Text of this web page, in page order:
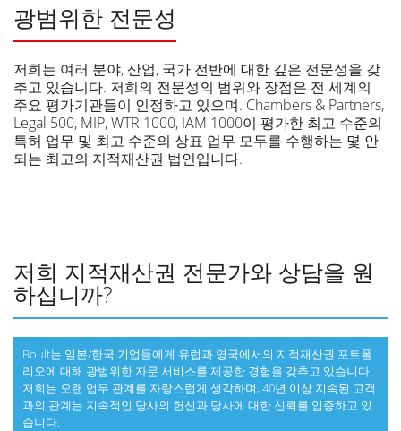
광범위한 전문성
저희는 여러 분야, 산업, 국가 전반에 대한 깊은 전문성을 갖
추고 있습니다. 저희의 전문성의 범위와 장점은 전 세계의
주요 평가기관들이 인정하고 있으며. Chambers & Partners,
Legal 500, MIP, WTR 1000, IAM 1000이 평가한 최고 수준의
특허 업무 및 최고 수준의 상표 업무 모두를 수행하는 몇 안
되는 최고의 지적재산권 법인입니다.
저희 지적재산권 전문가와 상담을 원
하십니까?
Boult는 일본/한국 기업들에게 유럽과 영국에서의 지적재산권 포트폴
리오에 대해 광범위한 자문 서비스를 제공한 경험을 갖추고 있습니다.
저희는 오랜 업무 관계를 자랑스럽게 생각하며, 40년 이상 지속된 고객
과의 관계는 지속적인 당사의 헌신과 당사에 대한 신뢰를 입증하고 있
습니다.